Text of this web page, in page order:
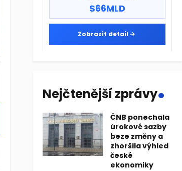
$66MLD
Zobrazit detail
Nejčtenější zprávy.
ČNB ponechala
úrokové sazby
beze změny a
zhoršila výhled
české
ekonomiky